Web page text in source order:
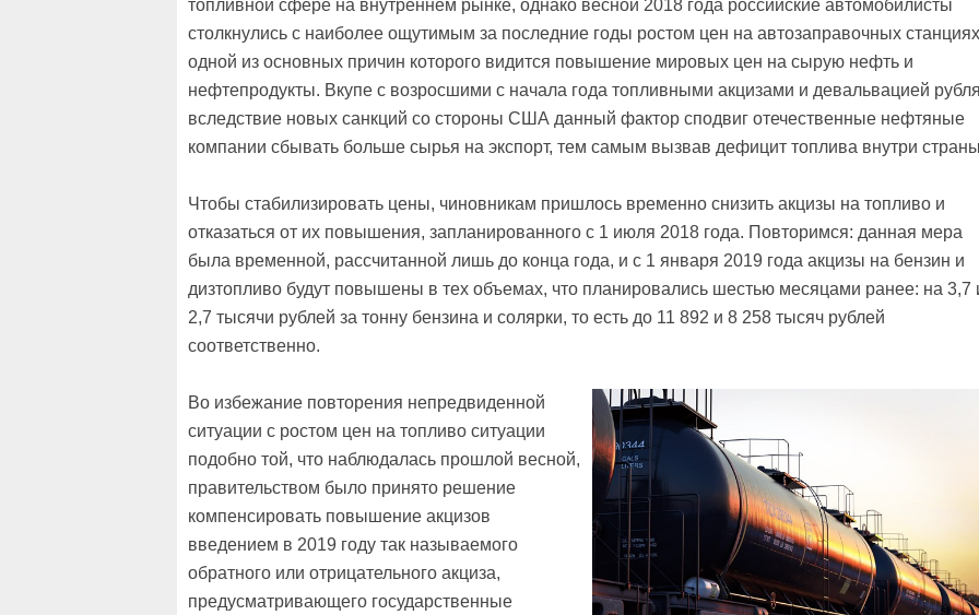
топливной сфере на внутреннем рынке, однако весной 2018 года российские автомобилисты
столкнулись с наиболее ощутимым за последние годы ростом цен на автозаправочных
одной из основных причин которого видится повышение мировых цен на сырую нефть и
нефтепродукты. Вкупе с возросшими с начала года топливными акцизами и девальвацией рубля
вследствие новых санкций со стороны США данный фактор сподвиг отечественные нефтяные
компании сбывать больше сырья на экспорт, тем самым вызвав дефицит топлива внутри
Чтобы стабилизировать цены, чиновникам пришлось временно снизить акцизы на топливо и
отказаться от их повышения, запланированного с 1 июля 2018 года. Повторимся: данная мера
была временной, рассчитанной лишь до конца года, и с 1 января 2019 года акцизы на бензин и
дизтопливо будут повышены в тех объемах, что планировались шестью месяцами ранее: на 3,7
2,7 тысячи рублей за тонну бензина и солярки, то есть до 11 892 и 8 258 тысяч рублей
соответственно.
Во избежание повторения непредвиденной
ситуации с ростом цен на топливо ситуации
подобно той, что наблюдалась прошлой весной,
правительством было принято решение
компенсировать повышение акцизов
введением в 2019 году так называемого
обратного или отрицательного акциза,
предусматривающего государственные